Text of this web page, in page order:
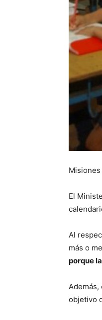
El
Al
más o
porque
Además,
objetivo